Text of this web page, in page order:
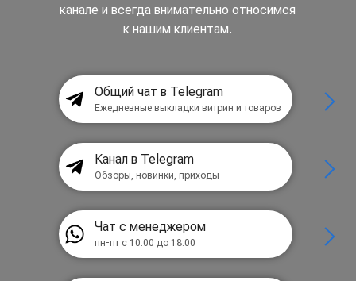
канале и всегда внимательно относимся
к нашим клиентам.
Общий чат в Telegram
Ежедневные выкладки витрин и товаров
Канал в Telegram
Обзоры, новинки, приходы
Чат с менеджером
пн-пт с 10:00 до 18:00